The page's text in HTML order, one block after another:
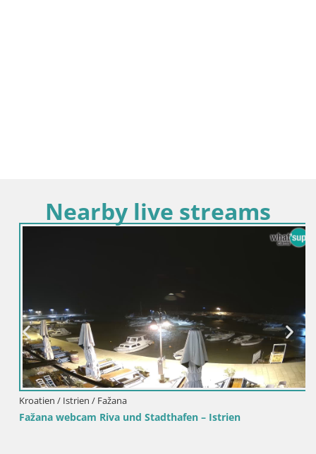
Nearby live streams
Kroatien / Istrien / Fažana
Fažana webcam Riva und Stadthafen – Istrien